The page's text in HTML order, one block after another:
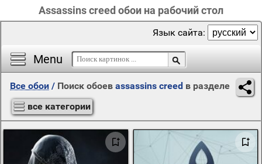
Assassins creed обои на рабочий стол
Menu
Язык сайта:
Все обои / Поиск обоев assassins creed в разделе
все категории